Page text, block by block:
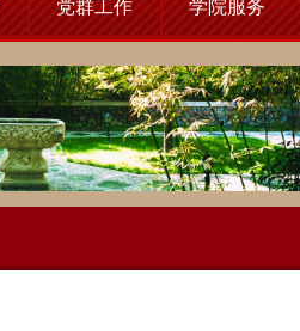
党群工作 学院服务